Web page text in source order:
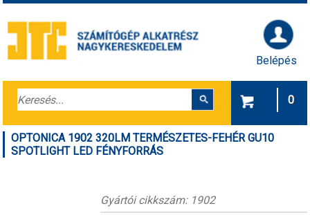
Belépés
0
OPTONICA 1902 320LM TERMÉSZETES-FEHÉR GU10
SPOTLIGHT LED FÉNYFORRÁS
Gyártói cikkszám: 1902